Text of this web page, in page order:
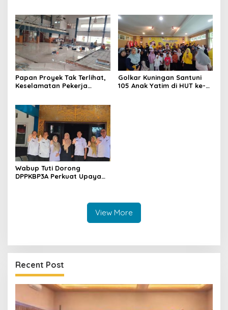
Papan Proyek Tak Terlihat,
Keselamatan Pekerja
Golkar Kuningan Santuni
105 Anak Yatim di HUT ke-
Wabup Tuti Dorong
DPPKBP3A Perkuat Upaya
View More
Recent Post